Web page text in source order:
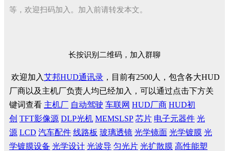
等，欢迎扫码加入。加入前请转发本文。
长按识别二维码，加入群聊
欢迎加入艾邦HUD通讯录 ，目前有2500人，包含各大HUD
厂商以及主机厂负责人均已经加入，可以通过点击下方关
键词查看 主机厂 自动驾驶 车联网 HUD厂商 HUD初
创 TFT影像源 DLP光机 MEMSLSP 芯片 电子元器件 光
源 LCD 汽车配件 线路板 玻璃透镜 光学镜面 光学镀膜 光
学镀膜设备 光学设计 光波导 匀光片 光扩散膜 高性能塑